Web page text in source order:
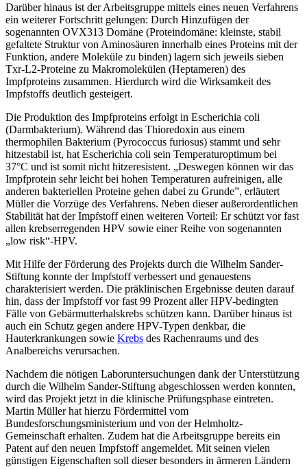
Darüber hinaus ist der Arbeitsgruppe mittels eines neuen Verfahrens
ein weiterer Fortschritt gelungen: Durch Hinzufügen der
sogenannten OVX313 Domäne (Proteindomäne: kleinste, stabil
gefaltete Struktur von Aminosäuren innerhalb eines Proteins mit der
Funktion, andere Moleküle zu binden) lagern sich jeweils sieben
Txr-L2-Proteine zu Makromolekülen (Heptameren) des
Impfproteins zusammen. Hierdurch wird die Wirksamkeit des
Impfstoffs deutlich gesteigert.
Die Produktion des Impfproteins erfolgt in Escherichia coli
(Darmbakterium). Während das Thioredoxin aus einem
thermophilen Bakterium (Pyrococcus furiosus) stammt und sehr
hitzestabil ist, hat Escherichia coli sein Temperaturoptimum bei
37°C und ist somit nicht hitzeresistent. „Deswegen können wir das
Impfprotein sehr leicht bei hohen Temperaturen aufreinigen, alle
anderen bakteriellen Proteine gehen dabei zu Grunde”, erläutert
Müller die Vorzüge des Verfahrens. Neben dieser außerordentlichen
Stabilität hat der Impfstoff einen weiteren Vorteil: Er schützt vor fast
allen krebserregenden HPV sowie einer Reihe von sogenannten
„low risk“-HPV.
Mit Hilfe der Förderung des Projekts durch die Wilhelm Sander-
Stiftung konnte der Impfstoff verbessert und genauestens
charakterisiert werden. Die präklinischen Ergebnisse deuten darauf
hin, dass der Impfstoff vor fast 99 Prozent aller HPV-bedingten
Fälle von Gebärmutterhalskrebs schützen kann. Darüber hinaus ist
auch ein Schutz gegen andere HPV-Typen denkbar, die
Hauterkrankungen sowie Krebs des Rachenraums und des
Analbereichs verursachen.
Nachdem die nötigen Laboruntersuchungen dank der Unterstützung
durch die Wilhelm Sander-Stiftung abgeschlossen werden konnten,
wird das Projekt jetzt in die klinische Prüfungsphase eintreten.
Martin Müller hat hierzu Fördermittel vom
Bundesforschungsministerium und von der Helmholtz-
Gemeinschaft erhalten. Zudem hat die Arbeitsgruppe bereits ein
Patent auf den neuen Impfstoff angemeldet. Mit seinen vielen
günstigen Eigenschaften soll dieser besonders in ärmeren Ländern